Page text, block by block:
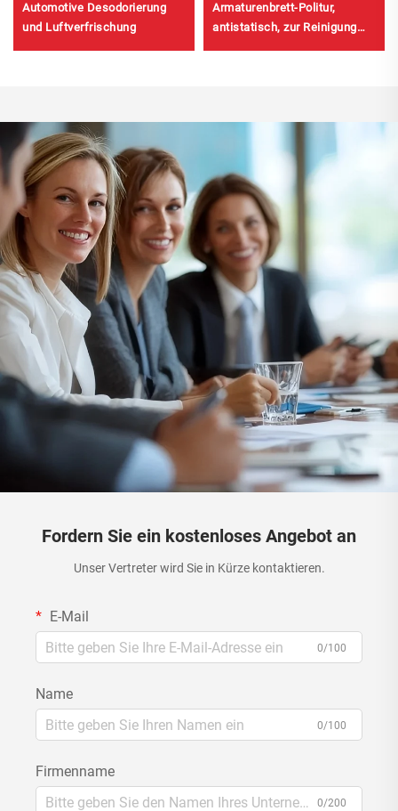
Automotive Desodorierung
und Luftverfrischung
Armaturenbrett-Politur,
antistatisch, zur Reinigung
Fordern Sie ein kostenloses Angebot an
Unser Vertreter wird Sie in Kürze kontaktieren.
E-Mail
0/100
Name
0/100
Firmenname
0/200